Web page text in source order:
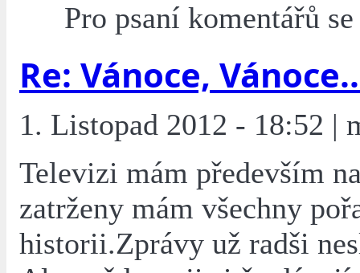
Pro psaní komentářů
Re: Vánoce,
1. Listopad 2012 - 18:52 |
Televizi mám především
zatrženy mám všechny
historii.Zprávy už radši